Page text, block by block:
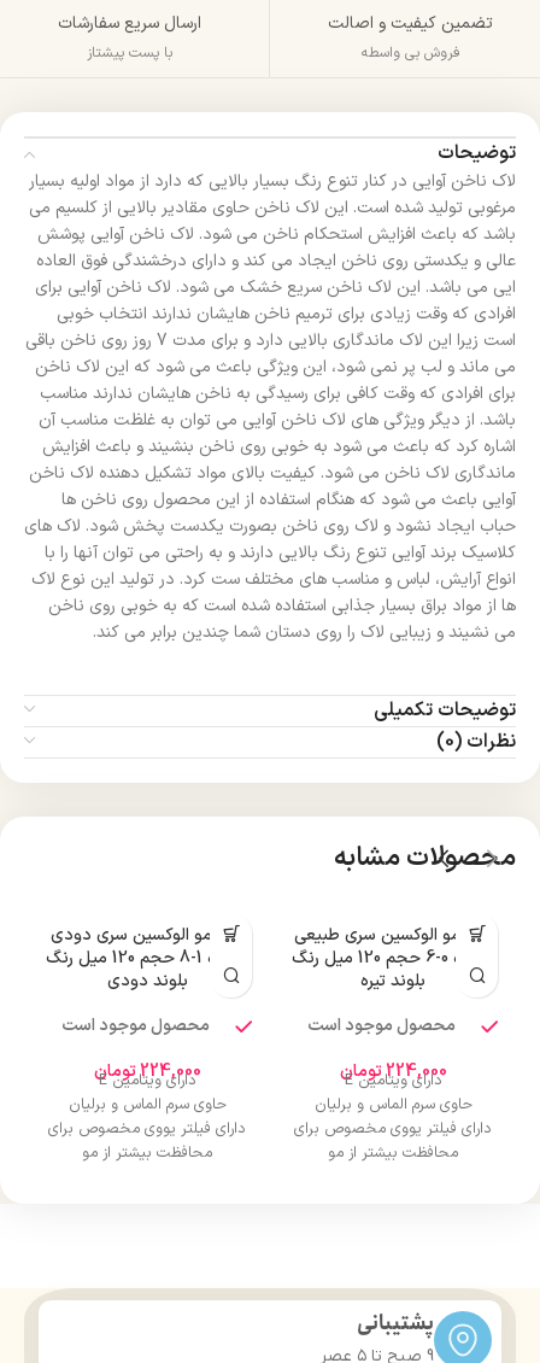
تضمین کیفیت و اصالت
فروش بی واسطه
ارسال سریع سفارشات
با پست پیشتاز
توضیحات
لاک ناخن آوایی در کنار تنوع رنگ بسیار بالایی که دارد از مواد اولیه بسیار
مرغوبی تولید شده است. این لاک ناخن حاوی مقادیر بالایی از کلسیم می
باشد که باعث افزایش استحکام ناخن می شود. لاک ناخن آوایی پوشش
عالی و یکدستی روی ناخن ایجاد می کند و دارای درخشندگی فوق العاده
ایی می باشد. این لاک ناخن سریع خشک می شود. لاک ناخن آوایی برای
افرادی که وقت زیادی برای ترمیم ناخن هایشان ندارند انتخاب خوبی
است زیرا این لاک ماندگاری بالایی دارد و برای مدت 7 روز روی ناخن باقی
می ماند و لب پر نمی شود، این ویژگی باعث می شود که این لاک ناخن
برای افرادی که وقت کافی برای رسیدگی به ناخن هایشان ندارند مناسب
باشد. از دیگر ویژگی های لاک ناخن آوایی می توان به غلظت مناسب آن
اشاره کرد که باعث می شود به خوبی روی ناخن بنشیند و باعث افزایش
ماندگاری لاک ناخن می شود. کیفیت بالای مواد تشکیل دهنده لاک ناخن
آوایی باعث می شود که هنگام استفاده از این محصول روی ناخن ها
حباب ایجاد نشود و لاک روی ناخن بصورت یکدست پخش شود. لاک های
کلاسیک برند آوایی تنوع رنگ بالایی دارند و به راحتی می توان آنها را با
انواع آرایش، لباس و مناسب های مختلف ست کرد. در تولید این نوع لاک
ها از مواد براق بسیار جذابی استفاده شده است که به خوبی روی ناخن
می نشیند و زیبایی لاک را روی دستان شما چندین برابر می کند.
توضیحات تکمیلی
نظرات (0)
محصولات مشابه
رنگ مو الوکسین سری طبیعی
شماره 0-6 حجم 120 میل رنگ
بلوند تیره
محصول موجود است
224,000تومان
دارای ویتامین E
حاوی سرم الماس و برلیان
دارای فیلتر یووی مخصوص برای
محافظت بیشتر از مو
رنگ مو الوکسین سری دودی
شماره 1-8 حجم 120 میل رنگ
بلوند دودی
محصول موجود است
224,000تومان
دارای ویتامین E
حاوی سرم الماس و برلیان
دارای فیلتر یووی مخصوص برای
محافظت بیشتر از مو
پشتیبانی
9 صبح تا ۵ عصر